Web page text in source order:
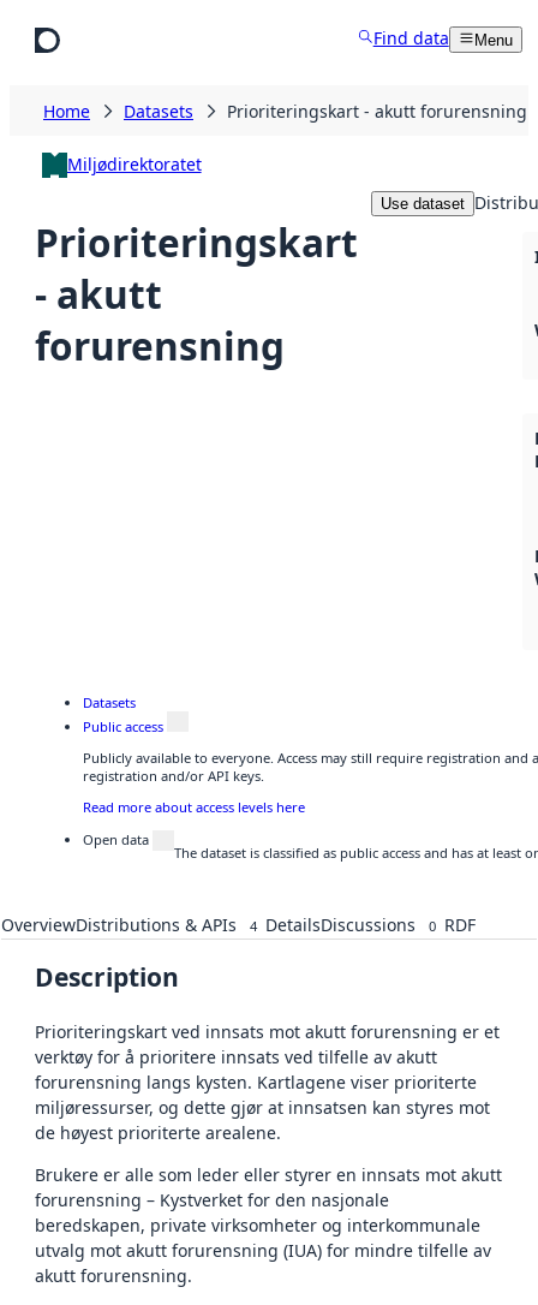
Find data Menu
Home Datasets Prioriteringskart - akutt forurensning
Miljødirektoratet
Prioriteringskart
- akutt
forurensning
Use dataset
Datasets
Public access
Publicly available to everyone. Access may still require registration and
registration and/or API keys.
Read more about access levels here
Open data
The dataset is classified as public access and has at
OverviewDistributions & APIs 4 DetailsDiscussions 0 RDF
Description
Prioriteringskart ved innsats mot akutt forurensning er et
verktøy for å prioritere innsats ved tilfelle av akutt
forurensning langs kysten. Kartlagene viser prioriterte
miljøressurser, og dette gjør at innsatsen kan styres mot
de høyest prioriterte arealene.
Brukere er alle som leder eller styrer en innsats mot akutt
forurensning – Kystverket for den nasjonale
beredskapen, private virksomheter og interkommunale
utvalg mot akutt forurensning (IUA) for mindre tilfelle av
akutt forurensning.